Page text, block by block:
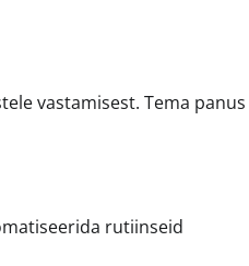
vastamisest. Tema panus
rutiinseid